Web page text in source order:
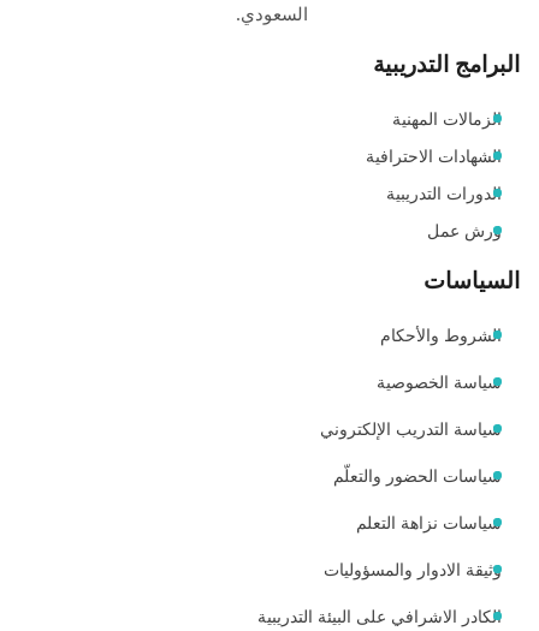
السعودي.
البرامج التدريبية
الزمالات المهنية
الشهادات الاحترافية
الدورات التدريبية
ورش عمل
السياسات
الشروط والأحكام
سياسة الخصوصية
سياسة التدريب الإلكتروني
سياسات الحضور والتعلّم
سياسات نزاهة التعلم
وثيقة الادوار والمسؤوليات
الكادر الاشرافي على البيئة التدريبية